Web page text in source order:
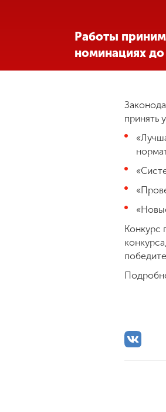
Другие виды
деятельности
Работы
номинациях до
принять
Конкурс